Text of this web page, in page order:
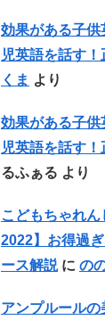
効果がある子
児英語を話す
くま より
効果がある子
児英語を話す
るふぁる より
こどもちゃれ
2022】お得過
ース解説に の
アンプルール